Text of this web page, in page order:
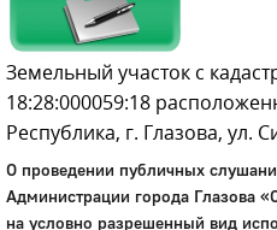
Стратегия
Гостям
Жителям
Бизнесу
Глава
КСО
Дума
+7 (34141) 21-300
Земельный участок с
18:28:000059:18
Республика, г. Глазова, ул.
О проведении публичных
Администрации города Глазова
на условно разрешенный вид